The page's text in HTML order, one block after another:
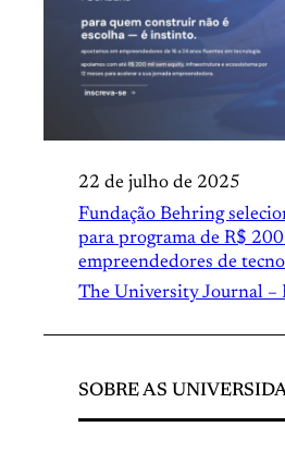
22 de julho de 2025
Fundação Behring
para programa de R$
empreendedores de
The University Journal –
SOBRE AS